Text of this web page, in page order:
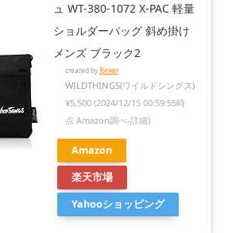
ュ WT-380-1072 X-PAC 軽量
ショルダーバッグ 斜め掛け
メンズ ブラック2
created byRinker
WILDTHINGS(ワイルドシングス)
¥5,500 (2024/12/15 00:59:55時
点 Amazon調べ-詳細)
Amazon
楽天市場
Yahooショッピング